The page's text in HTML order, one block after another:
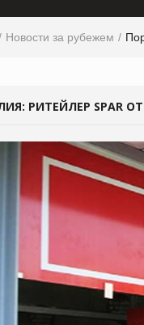
Новости за рубежем
РИТЕЙЛЕР SPAR